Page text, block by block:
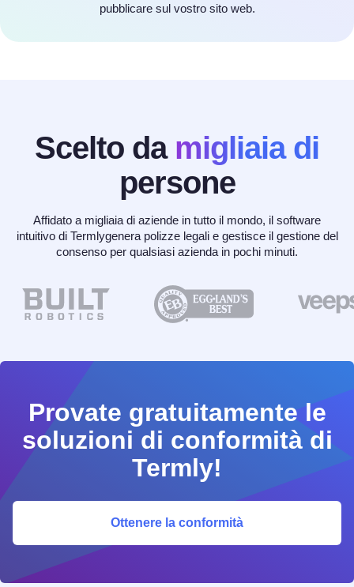
pubblicare sul vostro sito web.
Scelto da migliaia di
persone
Affidato a migliaia di aziende in tutto il mondo, il software
intuitivo di Termlygenera polizze legali e gestisce il gestione del
consenso per qualsiasi azienda in pochi minuti.
Provate gratuitamente le
soluzioni di conformità di
Termly!
Ottenere la conformità